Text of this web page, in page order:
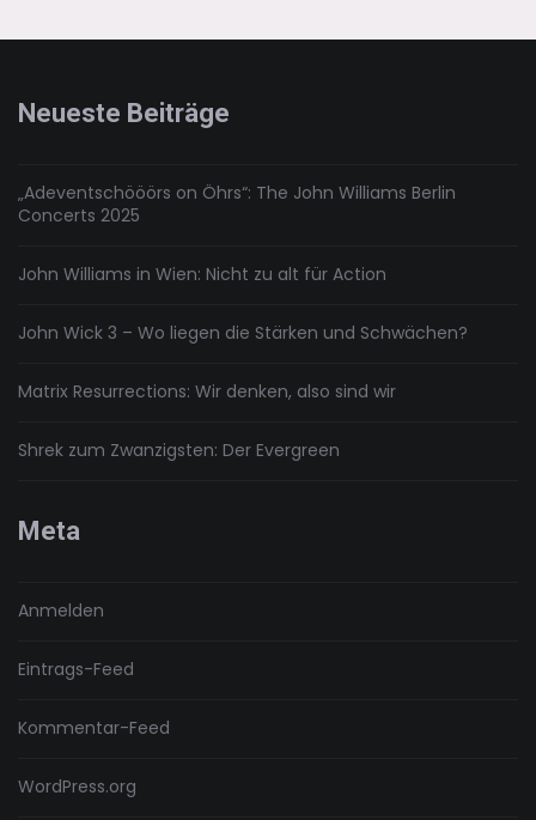
Neueste Beiträge
„Adeventschööörs on Öhrs“: The John Williams Berlin
Concerts 2025
John Williams in Wien: Nicht zu alt für Action
John Wick 3 – Wo liegen die Stärken und Schwächen?
Matrix Resurrections: Wir denken, also sind wir
Shrek zum Zwanzigsten: Der Evergreen
Meta
Anmelden
Eintrags-Feed
Kommentar-Feed
WordPress.org